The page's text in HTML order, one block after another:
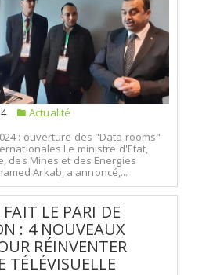
Actualité
: ouverture des "Data rooms"
Le ministre d'Etat,
des Mines et des Energies
Arkab, a annoncé,...
LE PARI DE
: 4 NOUVEAUX
RÉINVENTER
TÉLÉVISUELLE